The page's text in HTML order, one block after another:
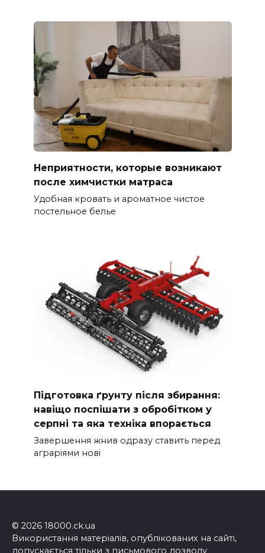
Неприятности, которые возникают
после химчистки матраса
Удобная кровать и ароматное чистое
постельное белье
Підготовка ґрунту після збирання:
навіщо поспішати з обробітком у
серпні та яка техніка впорається
Завершення жнив одразу ставить перед
аграріями нові
© 2026 18000.ck.ua
Використання матеріалів, опублікованих на сайті,
допускається тільки з письмового дозволу